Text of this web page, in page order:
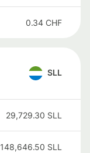
0.34 CHF
SLL
29,729.30 SLL
148,646.50 SLL